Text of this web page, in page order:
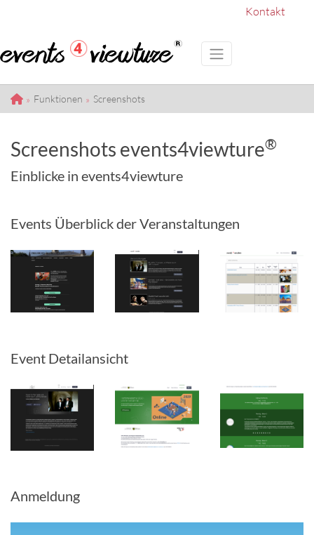
Kontakt
Funktionen Screenshots
Screenshots events4viewture®
Einblicke in events4viewture
Events Überblick der Veranstaltungen
Event Detailansicht
Anmeldung